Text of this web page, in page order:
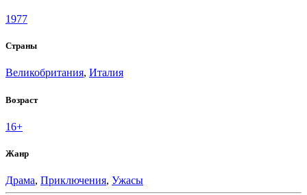
1977
Страны
Великобритания, Италия
Возраст
16+
Жанр
Драма, Приключения, Ужасы